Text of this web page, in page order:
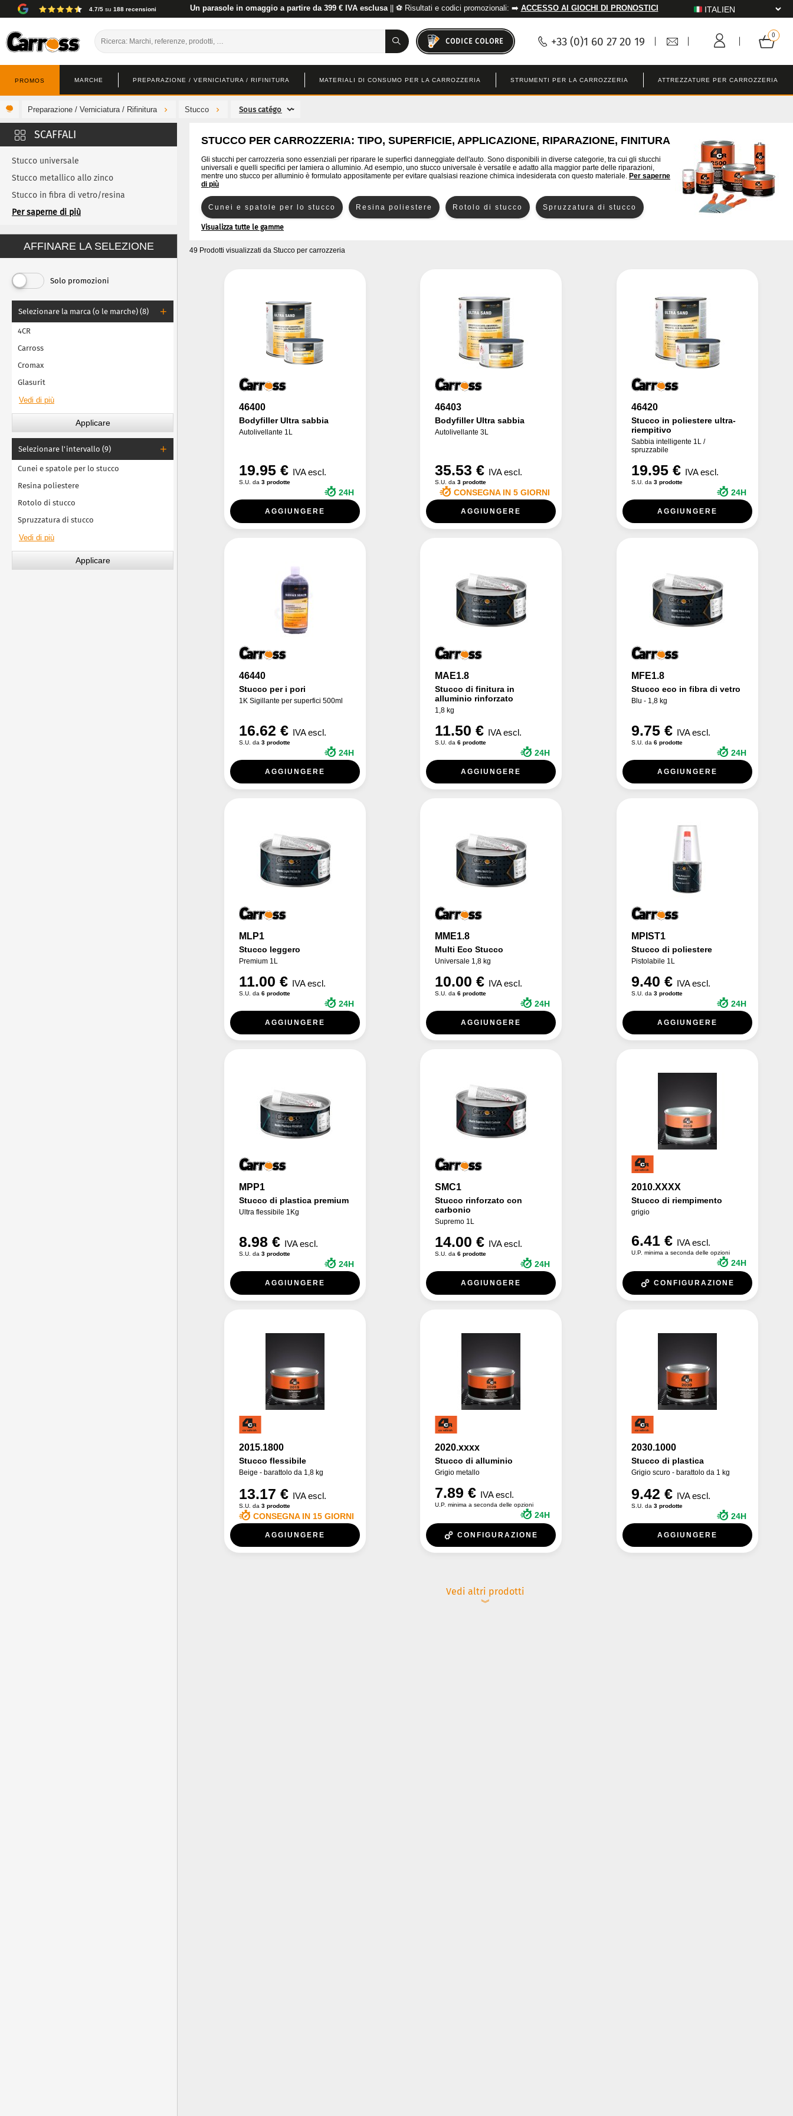
4.7/5 su 188 recensioni Un parasole in omaggio a partire da 399 € IVA esclusa|| ⚽ Risultati e codici promozionali: ➡️ ACCESSO AI GIOCHI DI PRONOSTICI
CODICE COLORE +33 (0)1 60 27 20 19
PREPARAZIONE / VERNICIATURA / RIFINITURA MATERIALI DI CONSUMO PER LA CARROZZERIA STRUMENTI PER LA CARROZZERIA ATTREZZATURE PER CARROZZERIA
MARCHE
PROMOS
Preparazione / Verniciatura / Rifinitura Stucco
Stucco universale
Stucco metallico allo zinco
Stucco in fibra di vetro/resina
Stucco spruzzabile
Stucco di plastica
Per saperne di più
AFFINARE LA SELEZIONE
Solo promozioni
Selezionare la marca (o le marche) (8)
4CR
Carross
Cromax
Glasurit
Selezionare l'intervallo (9)
Cunei e spatole per lo stucco
Resina poliestere
Rotolo di stucco
Spruzzatura di stucco
STUCCO PER CARROZZERIA: TIPO, SUPERFICIE, APPLICAZIONE, RIPARAZIONE, FINITURA
Gli stucchi per carrozzeria sono essenziali per riparare le superfici danneggiate dell'auto. Sono disponibili in diverse categorie, tra cui gli stucchi
universali e quelli specifici per lamiera o alluminio. Ad esempio, uno stucco universale è versatile e adatto alla maggior parte delle riparazioni,
mentre uno stucco per alluminio è formulato appositamente per evitare qualsiasi reazione chimica indesiderata con questo materiale. Per saperne
di più
Cunei e spatole per lo stucco Resina poliestere Rotolo di stucco Spruzzatura di stucco
Stucco di plastica
Visualizza tutte le gamme
49 Prodotti visualizzati da Stucco per carrozzeria
46400
Bodyfiller Ultra sabbia
Autolivellante 1L
19.95 € IVA escl.
S.U. da 3 prodotte
24H
AGGIUNGERE
46403
Bodyfiller Ultra sabbia
Autolivellante 3L
35.53 € IVA escl.
S.U. da3 prodotte
CONSEGNA IN 5 GIORNI
AGGIUNGERE
46420
Stucco in poliestere ultra-
riempitivo
Sabbia intelligente 1L /
spruzzabile
19.95 € IVA escl.
S.U. da3 prodotte
24H
AGGIUNGERE
46440
Stucco per i pori
1K Sigillante per superfici 500ml
16.62 € IVA escl.
S.U. da 3 prodotte
24H
AGGIUNGERE
MAE1.8
Stucco di finitura in
alluminio rinforzato
1,8 kg
11.50 € IVA escl.
S.U. da6 prodotte
24H
AGGIUNGERE
MFE1.8
Stucco eco in fibra di vetro
Blu - 1,8 kg
9.75 € IVA escl.
S.U. da6 prodotte
24H
AGGIUNGERE
MLP1
Stucco leggero
Premium 1L
11.00 € IVA escl.
S.U. da 6 prodotte
24H
AGGIUNGERE
MME1.8
Multi Eco Stucco
Universale 1,8 kg
10.00 € IVA escl.
S.U. da6 prodotte
24H
AGGIUNGERE
MPIST1
Stucco di poliestere
Pistolabile 1L
9.40 € IVA escl.
S.U. da3 prodotte
24H
AGGIUNGERE
MPP1
Stucco di plastica premium
Ultra flessibile 1Kg
8.98 € IVA escl.
S.U. da 3 prodotte
24H
AGGIUNGERE
SMC1
Stucco rinforzato con
carbonio
Supremo 1L
14.00 € IVA escl.
S.U. da6 prodotte
24H
AGGIUNGERE
2010.XXXX
Stucco di riempimento
grigio
6.41 € IVA escl.
U.P. minima a seconda delle opzioni
24H
CONFIGURAZIONE
2015.1800
Stucco flessibile
Beige - barattolo da 1,8 kg
13.17 € IVA escl.
S.U. da 3 prodotte
CONSEGNA IN 15 GIORNI
AGGIUNGERE
2020.xxxx
Stucco di alluminio
Grigio metallo
7.89 € IVA escl.
U.P. minima a seconda delle opzioni
24H
CONFIGURAZIONE
2030.1000
Stucco di plastica
Grigio scuro - barattolo da 1 kg
9.42 € IVA escl.
S.U. da3 prodotte
24H
AGGIUNGERE
Vedi altri prodotti
︾